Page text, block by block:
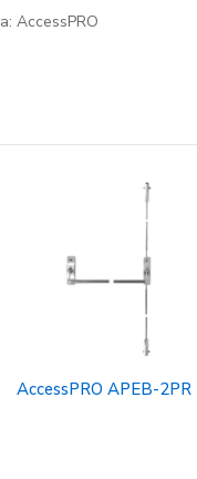
AccessPRO
AccessPRO APEB-2PR